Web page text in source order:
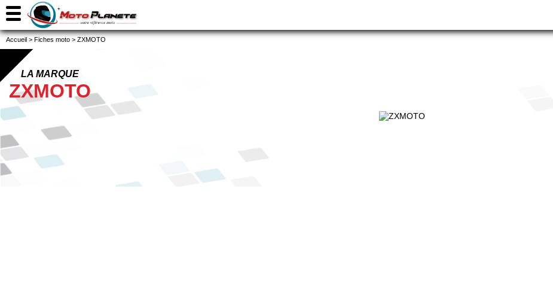
Accueil > Fiches moto > ZXMOTO
LA MARQUE
ZXMOTO